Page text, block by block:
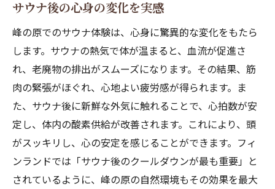
サウナ後の心身の変化を実感
峰の原でのサウナ体験は、心身に驚異的な変化をもたら
します。サウナの熱気で体が温まると、血流が促進さ
れ、老廃物の排出がスムーズになります。その結果、筋
肉の緊張がほぐれ、心地よい疲労感が得られます。ま
た、サウナ後に新鮮な外気に触れることで、心拍数が安
定し、体内の酸素供給が改善されます。これにより、頭
がスッキリし、心の安定を感じることができます。フィ
ンランドでは「サウナ後のクールダウンが最も重要」と
されているように、峰の原の自然環境もその効果を最大